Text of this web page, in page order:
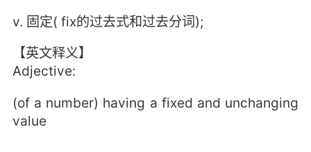
v. 固定( fix的过去式和过去分词);
【英文释义】
Adjective:
(of a number) having a fixed and unchanging
value